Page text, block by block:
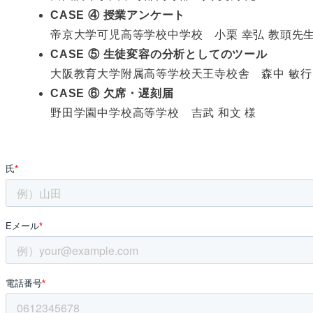
CASE ④ 授業アンケート
帝京大学可児高等学校中学校 小栗 幸弘 教頭先生
CASE ⑤ 生徒変容の分析としてのツール
大阪教育大学附属高等学校天王寺校舎 森中 敏行
CASE ⑥ 欠席・遅刻届
野田学園中学校高等学校 吉武 和文 様